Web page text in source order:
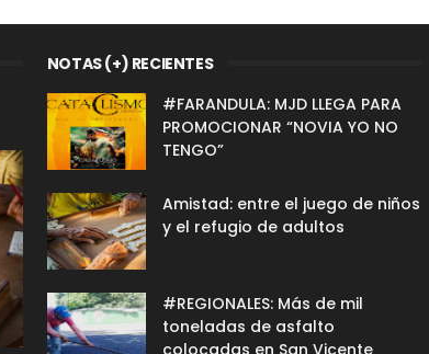
NOTAS (+) RECIENTES
#FARANDULA: MJD LLEGA PARA
PROMOCIONAR “NOVIA YO NO
TENGO”
Amistad: entre el juego de niños
y el refugio de adultos
#REGIONALES: Más de mil
toneladas de asfalto
colocadas en San Vicente